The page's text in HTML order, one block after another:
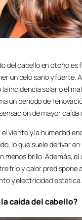
del cabello en otoño es
un pelo sano y fuerte.
incidencia solar o el
un periodo de
de mayor caída
viento y la humedad
lo que suele derivar
menos brillo. Además, el
frío y calor predispone
y electricidad estática.
caída del cabello?